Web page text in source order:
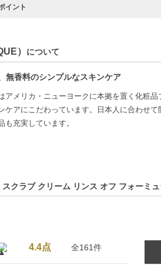
イント
） について
無香料のシンプルなスキンケア
アメリカ・ニューヨークに本拠を置く化粧
ケアにこだわっています。日本人に合わせ
も充実しています。
クラブ クリーム リンス オフ フォーミ
4.4点 全161件